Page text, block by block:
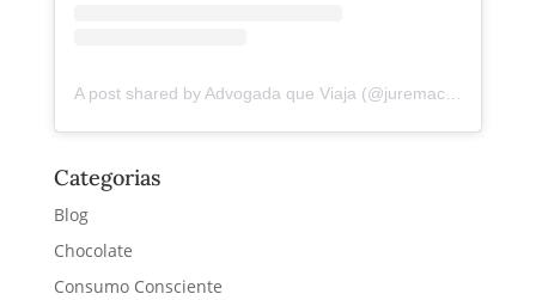
A post shared by Advogada que Viaja (@juremacintra)
Categorias
Blog
Chocolate
Consumo Consciente